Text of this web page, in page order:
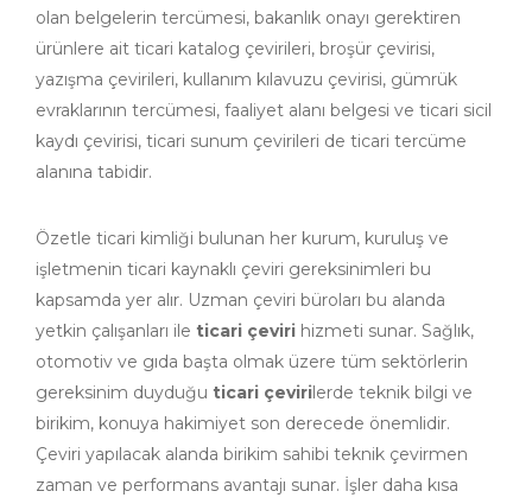
olan belgelerin tercümesi, bakanlık onayı gerektiren
ürünlere ait ticari katalog çevirileri, broşür çevirisi,
yazışma çevirileri, kullanım kılavuzu çevirisi, gümrük
evraklarının tercümesi, faaliyet alanı belgesi ve ticari sicil
kaydı çevirisi, ticari sunum çevirileri de ticari tercüme
alanına tabidir.
Özetle ticari kimliği bulunan her kurum, kuruluş ve
işletmenin ticari kaynaklı çeviri gereksinimleri bu
kapsamda yer alır. Uzman çeviri büroları bu alanda
yetkin çalışanları ile ticari çeviri hizmeti sunar. Sağlık,
otomotiv ve gıda başta olmak üzere tüm sektörlerin
gereksinim duyduğu ticari çevirilerde teknik bilgi ve
birikim, konuya hakimiyet son derecede önemlidir.
Çeviri yapılacak alanda birikim sahibi teknik çevirmen
zaman ve performans avantajı sunar. İşler daha kısa